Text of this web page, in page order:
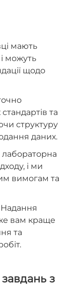
мають
і можуть
щодо
та
структуру
даних.
лабораторна
і ми
вимогам та
Надання
вам краще
та
з